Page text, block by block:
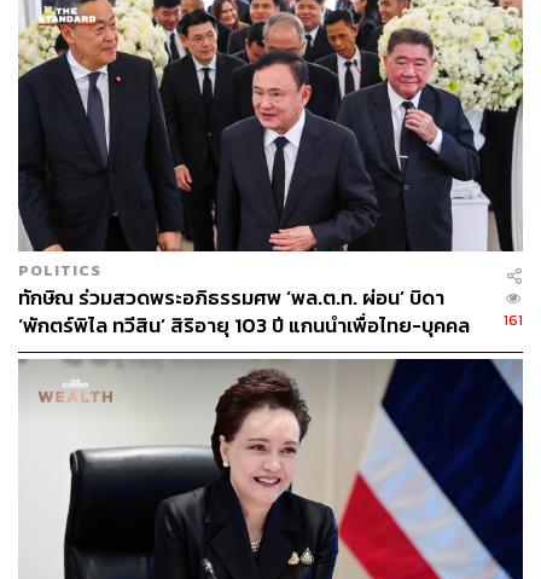
POLITICS
ทักษิณ ร่วมสวดพระอภิธรรมศพ ‘พล.ต.ท. ผ่อน’ บิดา
‘พักตร์พิไล ทวีสิน’ สิริอายุ 103 ปี แกนนำเพื่อไทย-บุคคล
หลากวงการร่วมอาลัย
161